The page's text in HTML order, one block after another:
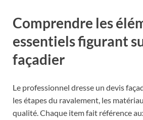
Comprendre les
essentiels figurant
façadier
Le professionnel dresse un devis
les étapes du ravalement, les
qualité. Chaque item fait référence